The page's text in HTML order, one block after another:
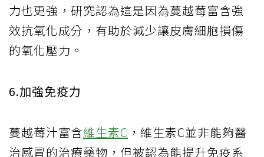
力也更強，研究認為這是因為蔓越莓富含強
效抗氧化成分，有助於減少讓皮膚細胞損傷
的氧化壓力。
6.加強免疫力
蔓越莓汁富含維生素C ，維生素C並非能夠醫
治感冒的治療藥物，但被認為能提升免疫系